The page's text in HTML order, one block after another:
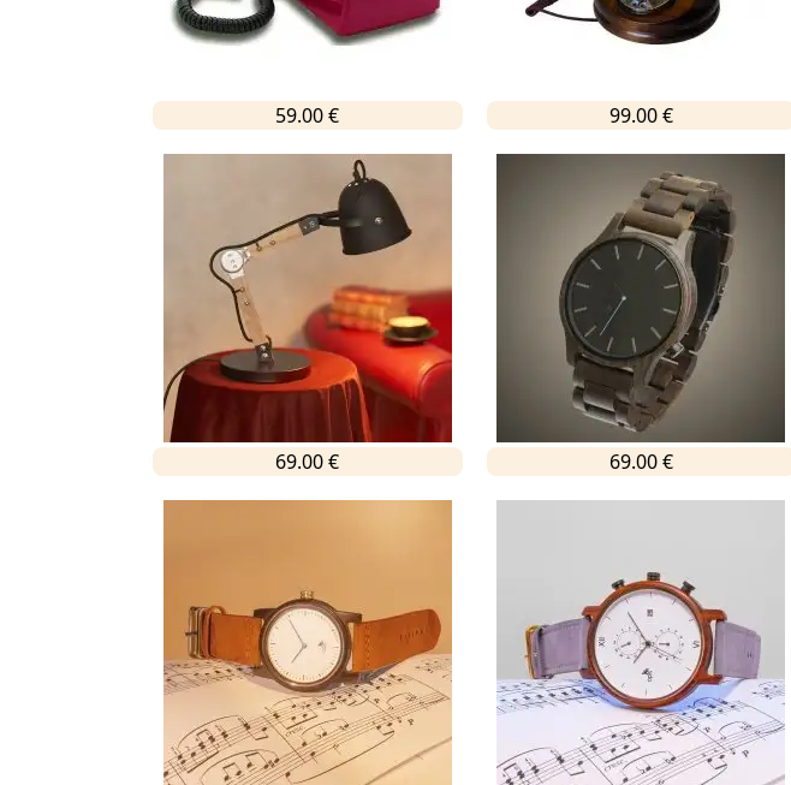
59.00 € 99.00 €
69.00 € 69.00 €